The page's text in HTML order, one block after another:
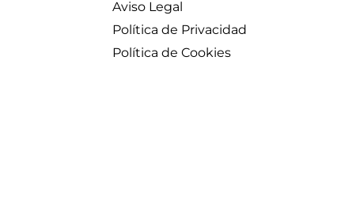
Aviso Legal
Política de Privacidad
Política de Cookies